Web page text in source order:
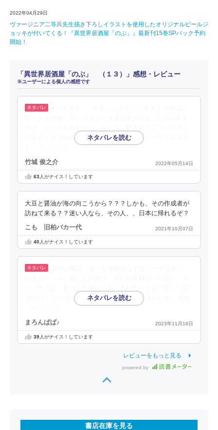
2022年04月29日
ヴァージニア二等兵先生描き下ろしイラストを使用したオリジナルビールジ
ョッキが付いてくる！『異世界居酒屋「のぶ」』最新刊15巻SPパック予約
開始！
「異世界居酒屋「のぶ」 （１３）」感想・レビュー
※ユーザーによる個人の感想です
によるメガネ商品化の話が登場。古都アイテーリアを中心
竹城 俊之介 2022年05月14日
63人がナイス！しています
大豆と醤油が海の向こうから？？？しかも、その作成者が
訪ねて来る？？迷い人なら、その人、、日本に帰れるぞ？
こも 旧柏バカ一代 2021年10月07日
40人がナイス！しています
が始り？フーゴは、ガラスの新たなる力と活かし方。それ
まろんぱぱ♪ 2023年11月16日
39人がナイス！しています
レビューをもっと見る
powered by
書店在庫を見る